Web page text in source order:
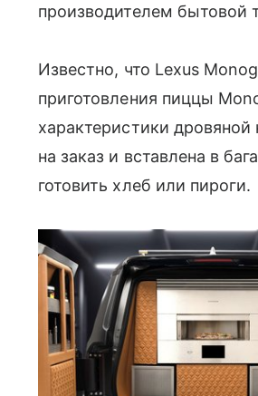
производителем бытовой
Известно, что Lexus
приготовления пиццы
характеристики
на заказ и вставлена в
готовить хлеб или пироги.